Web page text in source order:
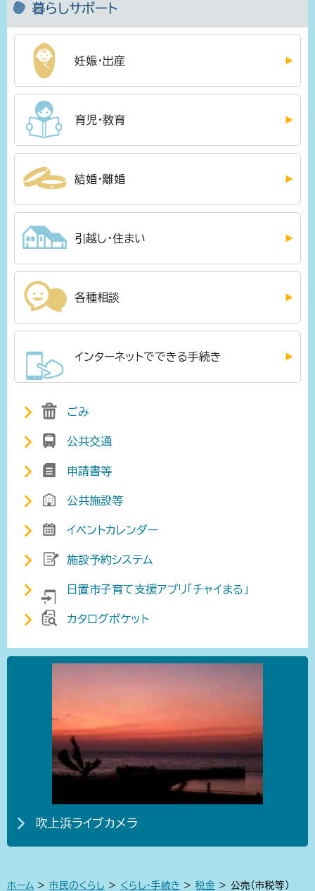
暮らしサポート
妊娠・出産
育児・教育
結婚・離婚
引越し・住まい
各種相談
インターネットでできる手続き
ごみ
公共交通
申請書等
公共施設等
イベントカレンダー
施設予約システム
日置市子育て支援アプリ「チャイまる」
カタログポケット
吹上浜ライブカメラ
ホーム > 市民のくらし > くらし・手続き > 税金 > 公売（市税等）